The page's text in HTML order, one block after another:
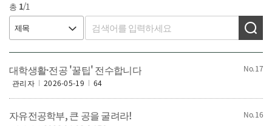
총 1/1
17
대학생활·전공 '꿀팁' 전수합니다
관리자 2026-05-19 64
16
자유전공학부, 큰 공을 굴려라!